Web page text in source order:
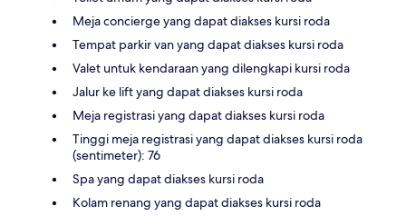
Meja concierge yang dapat diakses kursi roda
Tempat parkir van yang dapat diakses kursi roda
Valet untuk kendaraan yang dilengkapi kursi roda
Jalur ke lift yang dapat diakses kursi roda
Meja registrasi yang dapat diakses kursi roda
Tinggi meja registrasi yang dapat diakses kursi roda
(sentimeter): 76
Spa yang dapat diakses kursi roda
Kolam renang yang dapat diakses kursi roda